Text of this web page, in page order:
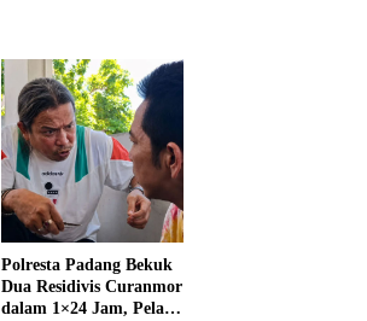
Polresta Padang Bekuk
Dua Residivis Curanmor
dalam 1×24 Jam, Pelat